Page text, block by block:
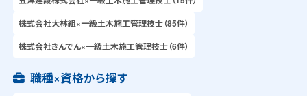
株式会社大林組×一級土木施工管理技士（85件）
株式会社きんでん×一級土木施工管理技士（6件）
職種×資格から探す